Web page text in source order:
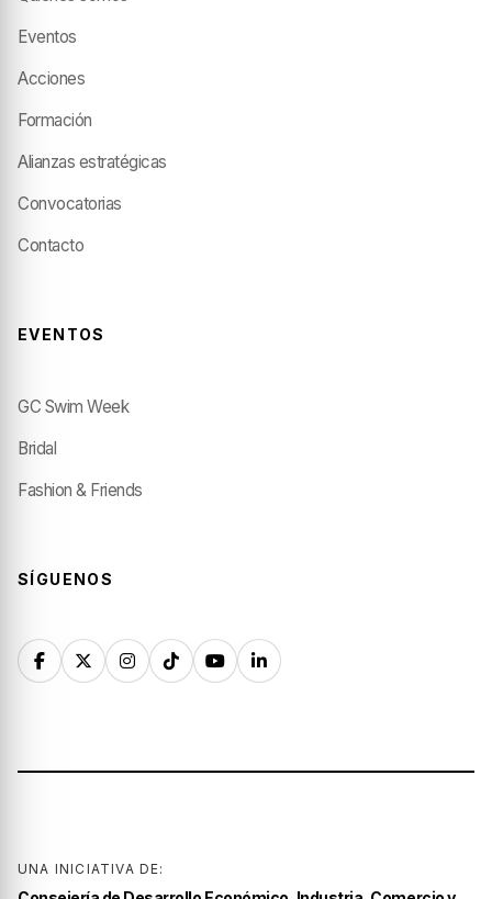
Eventos
Acciones
Formación
Alianzas estratégicas
Convocatorias
Contacto
EVENTOS
GC Swim Week
Bridal
Fashion & Friends
SÍGUENOS
UNA INICIATIVA DE: